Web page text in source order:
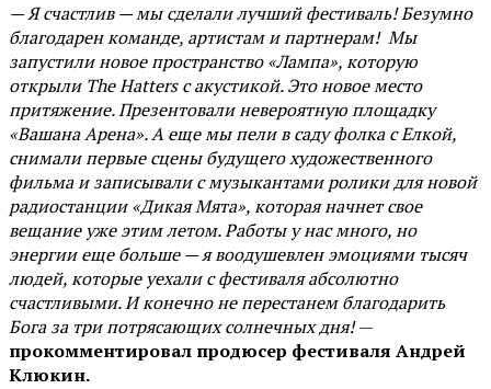
— Я счастлив — мы сделали лучший фестиваль! Безумно
благодарен команде, артистам и партнерам! Мы
запустили новое пространство «Лампа», которую
открыли The Hatters с акустикой. Это новое место
притяжение. Презентовали невероятную площадку
«Вашана Арена». А еще мы пели в саду фолка с Елкой,
снимали первые сцены будущего художественного
фильма и записывали с музыкантами ролики для новой
радиостанции «Дикая Мята», которая начнет свое
вещание уже этим летом. Работы у нас много, но
энергии еще больше — я воодушевлен эмоциями тысяч
людей, которые уехали с фестиваля абсолютно
счастливыми. И конечно не перестанем благодарить
Бога за три потрясающих солнечных дня!—
прокомментировал продюсер фестиваля Андрей
Клюкин.